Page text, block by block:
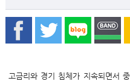
고금리와 경기 침체가 지속되면서